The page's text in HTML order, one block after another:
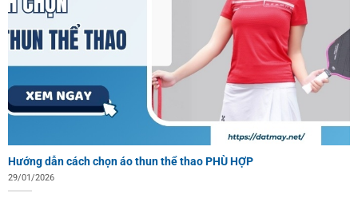
Hướng dẫn cách chọn áo thun thể thao PHÙ HỢP
29/01/2026